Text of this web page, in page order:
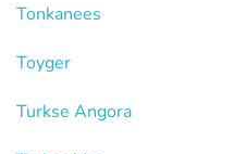
Tonkanees
Toyger
Turkse Angora